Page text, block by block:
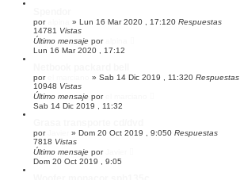
por » Lun 16 Mar 2020 , 17:120 Respuestas
14781 Vistas
Último mensaje por
Lun 16 Mar 2020 , 17:12
por » Sab 14 Dic 2019 , 11:320 Respuestas
10948 Vistas
Último mensaje por
Sab 14 Dic 2019 , 11:32
por » Dom 20 Oct 2019 , 9:050 Respuestas
7818 Vistas
Último mensaje por
Dom 20 Oct 2019 , 9:05